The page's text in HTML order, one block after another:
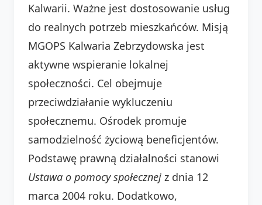
Kalwarii. Ważne jest dostosowanie usług
do realnych potrzeb mieszkańców. Misją
MGOPS Kalwaria Zebrzydowska jest
aktywne wspieranie lokalnej
społeczności. Cel obejmuje
przeciwdziałanie wykluczeniu
społecznemu. Ośrodek promuje
samodzielność życiową beneficjentów.
Podstawę prawną działalności stanowi
Ustawa o pomocy społecznej z dnia 12
marca 2004 roku. Dodatkowo,